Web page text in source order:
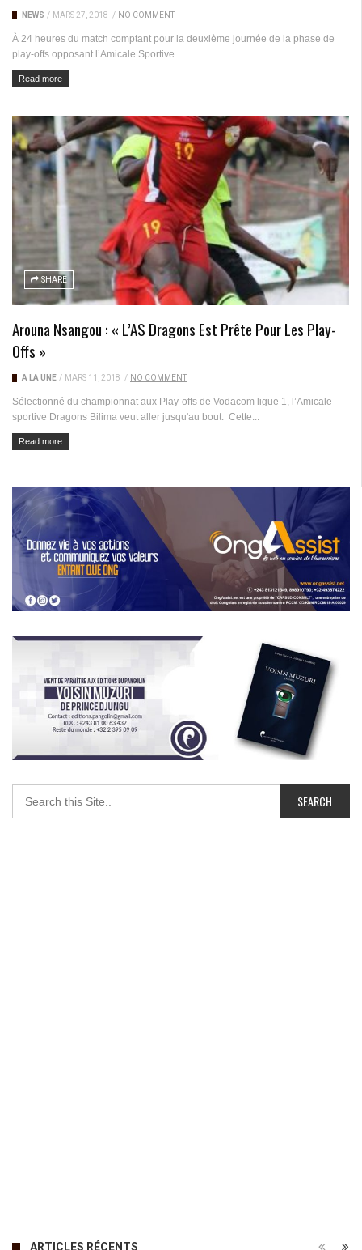
NEWS / MARS 27, 2018 / NO COMMENT
À 24 heures du match comptant pour la deuxième journée de la phase de
play-offs opposant l’Amicale Sportive...
Read more
SHARE
Arouna Nsangou : « L’AS Dragons Est Prête Pour Les Play-
Offs »
A LA UNE / MARS 11, 2018 / NO COMMENT
Sélectionné du championnat aux Play-offs de Vodacom ligue 1, l’Amicale
sportive Dragons Bilima veut aller jusqu'au bout. Cette...
Read more
ARTICLES RÉCENTS